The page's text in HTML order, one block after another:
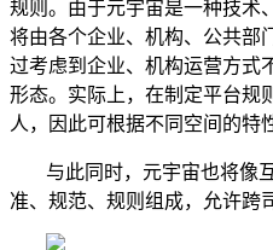
规则。由于元宇宙是一种技术
将由各个企业、机构、公共部
过考虑到企业、机构运营方式
形态。实际上，在制定平台规
人，因此可根据不同空间的特
与此同时，元宇宙也将像
准、规范、规则组成，允许跨